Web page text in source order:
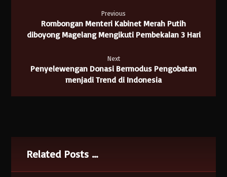
Previous
Rombongan Menteri Kabinet Merah Putih
diboyong Magelang Mengikuti Pembekalan 3 Hari
Next
Penyelewengan Donasi Bermodus Pengobatan
menjadi Trend di Indonesia
Related Posts ...